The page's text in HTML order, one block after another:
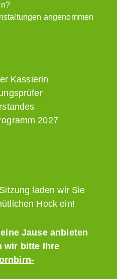
angenommen
Kassierin
2027
laden wir Sie
Hock ein!
Jause anbieten
wir bitte Ihre